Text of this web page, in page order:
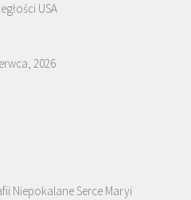
USA
2026
Niepokalane Serce Maryi